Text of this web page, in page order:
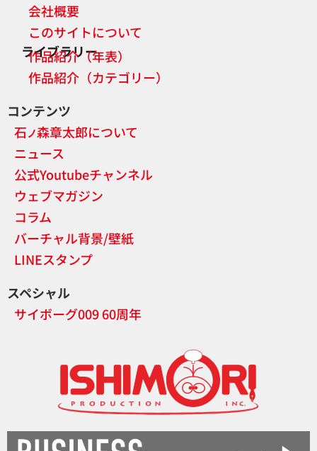
会社概要
このサイトについて
ライブラリー
作品紹介（年表）
作品紹介（カテゴリー）
コンテンツ
石ノ森章太郎について
ニュース
公式Youtubeチャンネル
ウェブマガジン
コラム
バーチャル背景/壁紙
LINEスタンプ
スペシャル
サイボーグ009 60周年